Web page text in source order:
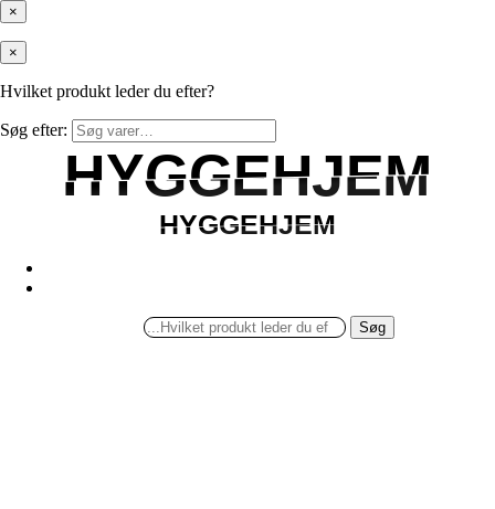
×
×
Hvilket produkt leder du efter?
Søg efter:
HYGGEHJEM
HYGGEHJEM
HYGGEHJEM
HYGGEHJEM
Søg